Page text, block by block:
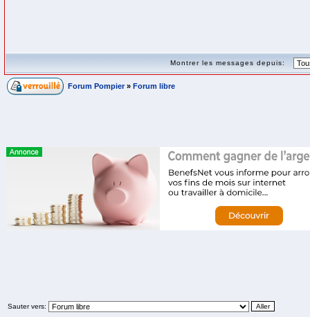
Montrer les messages depuis:
Forum Pompier » Forum libre
Sauter vers: